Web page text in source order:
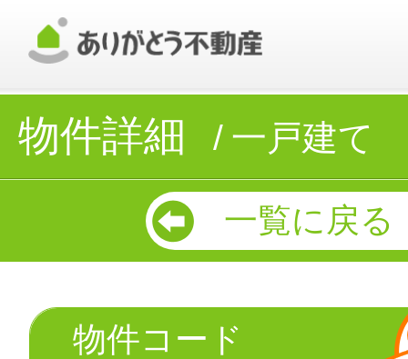
物件詳細 一戸建て
一覧に戻る
物件コード